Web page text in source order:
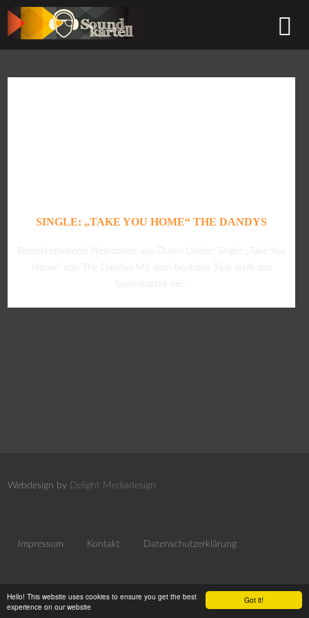
Got it!
Hello! This website uses cookies to ensure you get the best
experience on our website
SINGLE: „TAKE YOU HOME“ THE DANDYS
Bemerkenswerte Newcomer aus Down Under: Single: „Take You
Home“ von The Dandys Mit dem heutigen Tipp stellt das
Soundkartell die...
Webdesign by Delight Mediadesign
Impressum Kontakt Datenschutzerklärung